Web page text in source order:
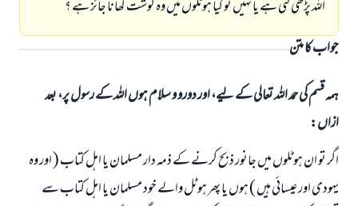
اللہ پڑھى گئى ہے يا نہيں تو كيا ہوٹلوں ميں وہ گوشت كھانا جائز ہے ؟
جواب کا متن
ہمہ قسم کی حمد اللہ تعالی کے لیے، اور دورو و سلام ہوں اللہ کے رسول پر، بعد
ازاں:
اگر تو ان ہوٹلوں ميں جانور ذبح كرنے كے ذمہ دار مسلمان يا اہل كتاب ( اور وہ
يہودى اور عيسائى ہيں ) ہوں يا پھر ہوٹل والے خود مسلمان يا اہل كتاب سے